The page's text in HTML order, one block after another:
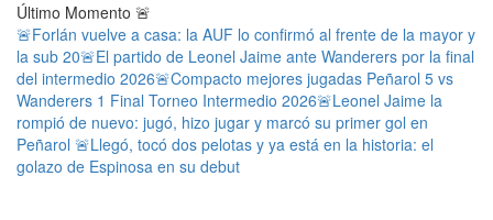
Último Momento 🚨
🚨Forlán vuelve a casa: la AUF lo confirmó al frente de la mayor y
la sub 20🚨El partido de Leonel Jaime ante Wanderers por la final
del intermedio 2026🚨Compacto mejores jugadas Peñarol 5 vs
Wanderers 1 Final Torneo Intermedio 2026🚨Leonel Jaime la
rompió de nuevo: jugó, hizo jugar y marcó su primer gol en
Peñarol 🚨Llegó, tocó dos pelotas y ya está en la historia: el
golazo de Espinosa en su debut